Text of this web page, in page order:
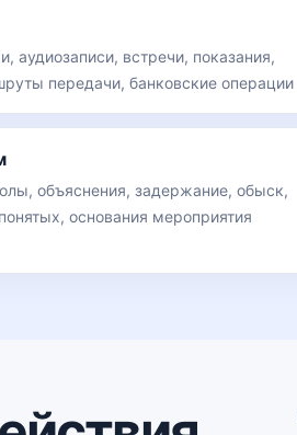
аудиозаписи, встречи, показания,
передачи, банковские операции
объяснения, задержание, обыск,
основания мероприятия